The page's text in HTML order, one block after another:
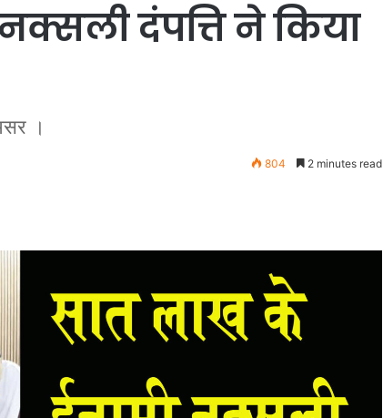
दंपत्ति ने किया
।
804 2 minutes read